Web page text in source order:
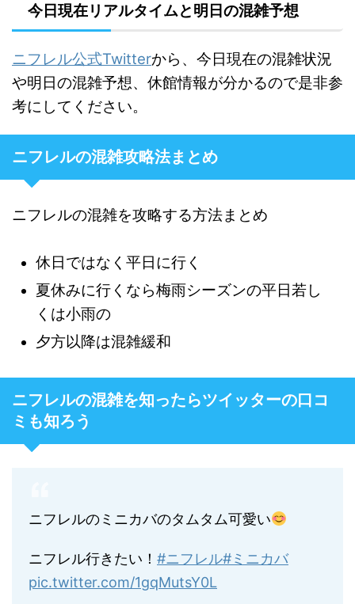
今日現在リアルタイムと明日の混雑予想
ニフレル公式Twitterから、今日現在の混雑状況
や明日の混雑予想、休館情報が分かるので是非参
考にしてください。
ニフレルの混雑攻略法まとめ
ニフレルの混雑を攻略する方法まとめ
休日ではなく平日に行く
夏休みに行くなら梅雨シーズンの平日若し
くは小雨の
夕方以降は混雑緩和
ニフレルの混雑を知ったらツイッターの口コ
ミも知ろう
ニフレルのミニカバのタムタム可愛い
ニフレル行きたい！ #ニフレル#ミニカバ
pic.twitter.com/1gqMutsY0L